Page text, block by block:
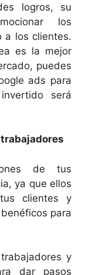
logros, su
los
a los clientes.
es la mejor
puedes
ads para
será
de tus
ya que ellos
clientes y
para
y
dar pasos